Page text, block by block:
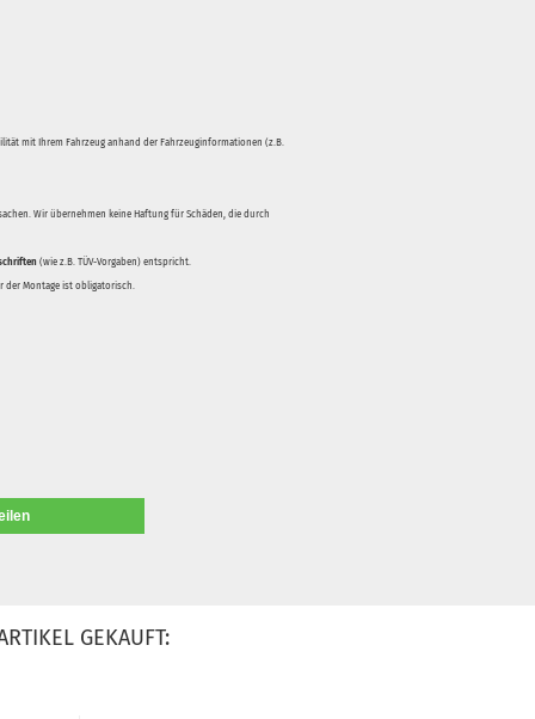
mit Ihrem Fahrzeug anhand der Fahrzeuginformationen (z.B.
Wir übernehmen keine Haftung für Schäden, die durch
(wie z.B. TÜV-Vorgaben) entspricht.
der Montage ist obligatorisch.
GEKAUFT: